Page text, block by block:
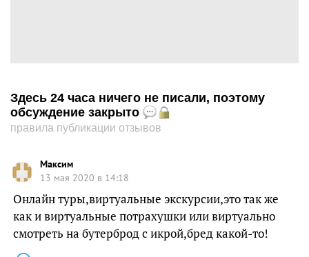
Здесь 24 часа ничего не писали, поэтому
обсуждение закрыто
правила публикации отзывов
Максим
13 мая 2020 в 14:18
Онлайн туры,виртуальные экскурсии,это так же
как и виртуальные потрахушки или виртуально
смотреть на бутерброд с икрой,бред какой-то!